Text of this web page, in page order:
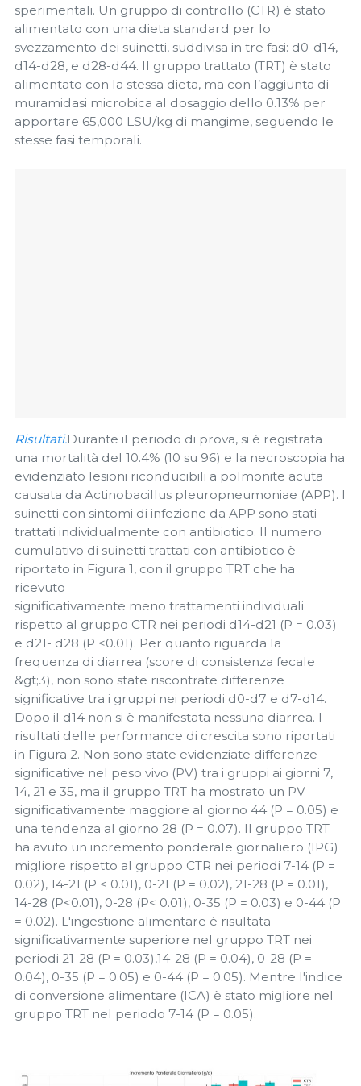
sperimentali. Un gruppo di controllo (CTR) è stato
alimentato con una dieta standard per lo
svezzamento dei suinetti, suddivisa in tre fasi: d0-d14,
d14-d28, e d28-d44. Il gruppo trattato (TRT) è stato
alimentato con la stessa dieta, ma con l’aggiunta di
muramidasi microbica al dosaggio dello 0.13% per
apportare 65,000 LSU/kg di mangime, seguendo le
stesse fasi temporali.
Risultati.Durante il periodo di prova, si è registrata
una mortalità del 10.4% (10 su 96) e la necroscopia ha
evidenziato lesioni riconducibili a polmonite acuta
causata da Actinobacillus pleuropneumoniae (APP). I
suinetti con sintomi di infezione da APP sono stati
trattati individualmente con antibiotico. Il numero
cumulativo di suinetti trattati con antibiotico è
riportato in Figura 1, con il gruppo TRT che ha
ricevuto
significativamente meno trattamenti individuali
rispetto al gruppo CTR nei periodi d14-d21 (P = 0.03)
e d21- d28 (P <0.01). Per quanto riguarda la
frequenza di diarrea (score di consistenza fecale
&gt;3), non sono state riscontrate differenze
significative tra i gruppi nei periodi d0-d7 e d7-d14.
Dopo il d14 non si è manifestata nessuna diarrea. I
risultati delle performance di crescita sono riportati
in Figura 2. Non sono state evidenziate differenze
significative nel peso vivo (PV) tra i gruppi ai giorni 7,
14, 21 e 35, ma il gruppo TRT ha mostrato un PV
significativamente maggiore al giorno 44 (P = 0.05) e
una tendenza al giorno 28 (P = 0.07). Il gruppo TRT
ha avuto un incremento ponderale giornaliero (IPG)
migliore rispetto al gruppo CTR nei periodi 7-14 (P =
0.02), 14-21 (P < 0.01), 0-21 (P = 0.02), 21-28 (P = 0.01),
14-28 (P<0.01), 0-28 (P< 0.01), 0-35 (P = 0.03) e 0-44 (P
= 0.02). L'ingestione alimentare è risultata
significativamente superiore nel gruppo TRT nei
periodi 21-28 (P = 0.03),14-28 (P = 0.04), 0-28 (P =
0.04), 0-35 (P = 0.05) e 0-44 (P = 0.05). Mentre l'indice
di conversione alimentare (ICA) è stato migliore nel
gruppo TRT nel periodo 7-14 (P = 0.05).